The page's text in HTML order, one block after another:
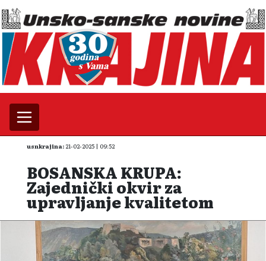
usnkrajina: 21-02-2025 | 09:52
BOSANSKA KRUPA:
Zajednički okvir za
upravljanje kvalitetom